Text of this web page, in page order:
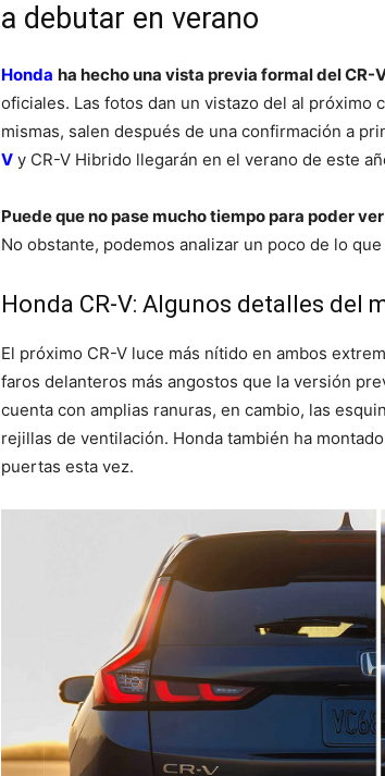
a debutar en verano
Honda ha hecho una vista previa formal del CR-
oficiales. Las fotos dan un vistazo del al próximo
mismas, salen después de una confirmación a
V y CR-V Hibrido llegarán en el verano de este
Puede que no pase mucho tiempo para poder
No obstante, podemos analizar un poco de lo
Honda CR-V: Algunos detalles del
El próximo CR-V luce más nítido en ambos
faros delanteros más angostos que la versión
cuenta con amplias ranuras, en cambio, las
rejillas de ventilación. Honda también ha
puertas esta vez.